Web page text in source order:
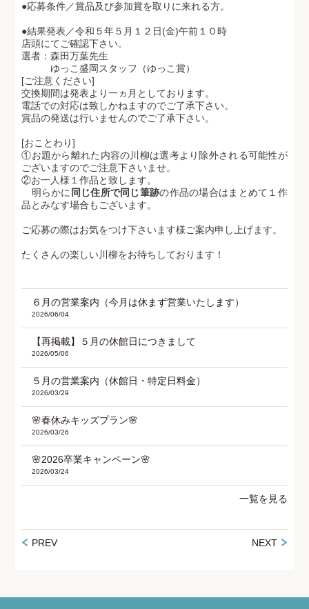
●応募条件／賞品及び参加賞を取りに来れる方。
●結果発表／令和５年５月１２日(金)午前１０時
店頭にてご確認下さい。
選者：森田万葉先生
ゆっこ盛岡スタッフ（ゆっこ賞）
[ご注意ください]
交換期間は発表より一ヵ月としております。
電話での対応は致しかねますのでご了承下さい。
賞品の発送は行いませんのでご了承下さい。
[おことわり]
①お題から離れた内容の川柳は選考より除外される可能性が
ございますのでご注意下さいませ。
②お一人様１作品と致します。
明らかに 同じ住所で同じ筆跡の作品の場合はまとめて１作
品とみなす場合もございます。
ご応募の際はお気をつけ下さいます様ご案内申し上げます。
たくさんの楽しい川柳をお待ちしております！
６月の営業案内（今月は休まず営業いたします）
2026/06/04
【再掲載】５月の休館日につきまして
2026/05/06
５月の営業案内（休館日・特定日料金）
2026/03/29
🌸春休みキッズプラン🌸
2026/03/26
🌸2026卒業キャンペーン🌸
2026/03/24
一覧を見る
PREV NEXT